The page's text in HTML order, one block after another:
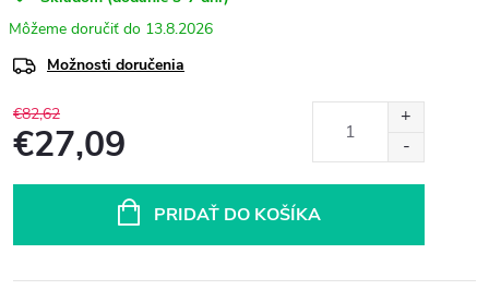
13.8.2026
Možnosti doručenia
€82,62
€27,09
PRIDAŤ DO KOŠÍKA